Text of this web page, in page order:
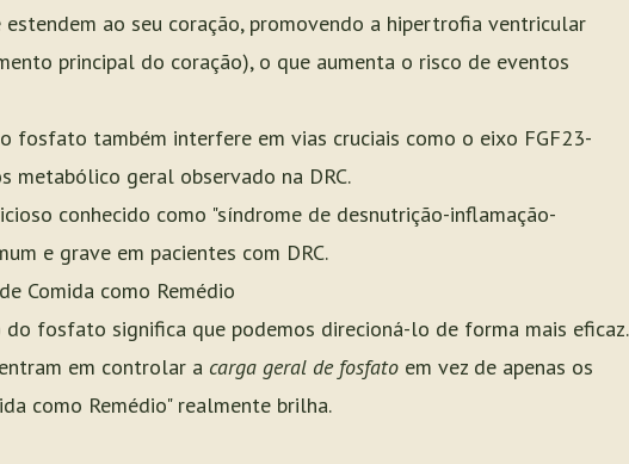
estendem ao seu coração, promovendo a hipertrofia ventricular
principal do coração), o que aumenta o risco de eventos
fosfato também interfere em vias cruciais como o eixo FGF23-
metabólico geral observado na DRC.
conhecido como "síndrome de desnutrição-inflamação-
e grave em pacientes com DRC.
Comida como Remédio
fosfato significa que podemos direcioná-lo de forma mais eficaz.
em controlar a carga geral de fosfato em vez de apenas os
como Remédio" realmente brilha.